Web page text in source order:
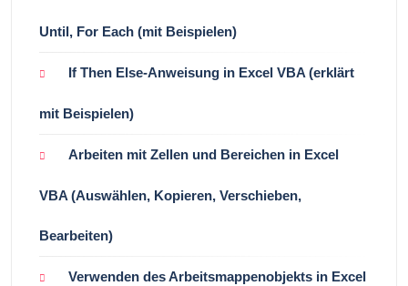
Until, For Each (mit Beispielen)
If Then Else-Anweisung in Excel VBA (erklärt
mit Beispielen)
Arbeiten mit Zellen und Bereichen in Excel
VBA (Auswählen, Kopieren, Verschieben,
Bearbeiten)
Verwenden des Arbeitsmappenobjekts in Excel